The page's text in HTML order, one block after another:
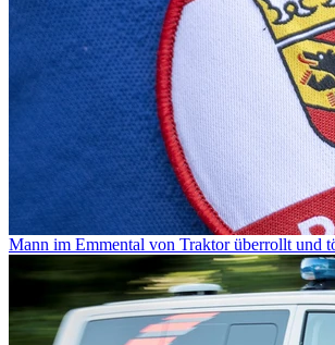
Mann im Emmental von Traktor überrollt und